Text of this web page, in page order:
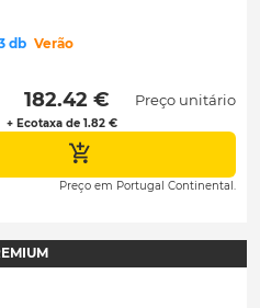
db Verão
182.42 €
+ Ecotaxa de 1.82 €
Preço unitário
Preço em Portugal Continental.